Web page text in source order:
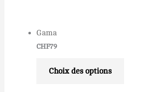
Gama
CHF79
Choix des options